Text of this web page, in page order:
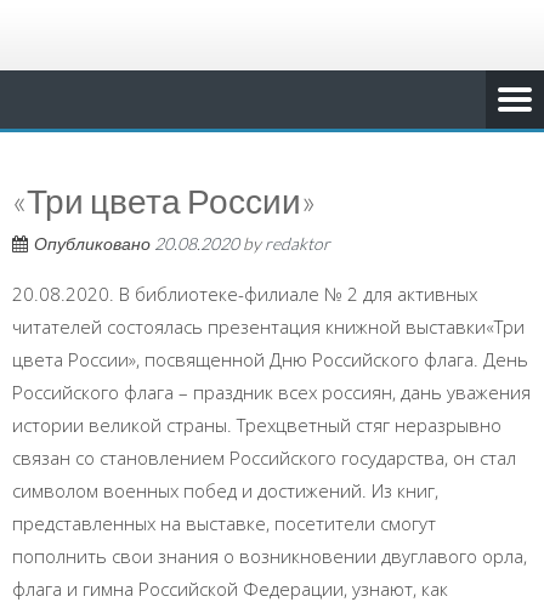
«Три цвета России»
Опубликовано 20.08.2020byredaktor
20.08.2020. В библиотеке-филиале № 2 для активных
читателей состоялась презентация книжной выставки«Три
цвета России», посвященной Дню Российского флага. День
Российского флага – праздник всех россиян, дань уважения
истории великой страны. Трехцветный стяг неразрывно
связан со становлением Российского государства, он стал
символом военных побед и достижений. Из книг,
представленных на выставке, посетители смогут
пополнить свои знания о возникновении двуглавого орла,
флага и гимна Российской Федерации, узнают, как